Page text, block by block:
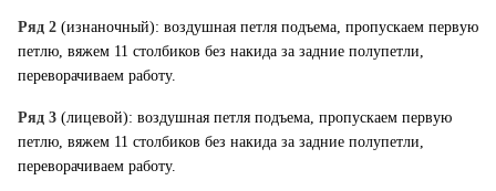
Ряд 2 (изнаночный): воздушная петля подъема, пропускаем первую
петлю, вяжем 11 столбиков без накида за задние полупетли,
переворачиваем работу.
Ряд 3 (лицевой): воздушная петля подъема, пропускаем первую
петлю, вяжем 11 столбиков без накида за задние полупетли,
переворачиваем работу.